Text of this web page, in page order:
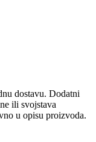
​​dostavu. Dodatni
ili svojstava
u opisu proizvoda.